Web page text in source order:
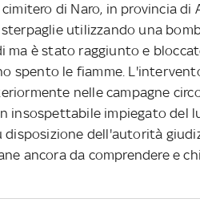
di Naro, in provincia di
utilizzando una
ma è stato raggiunto e
spento le fiamme.
nelle campagne
insospettabile impiegato del
disposizione dell'autorità
ancora da comprendere e